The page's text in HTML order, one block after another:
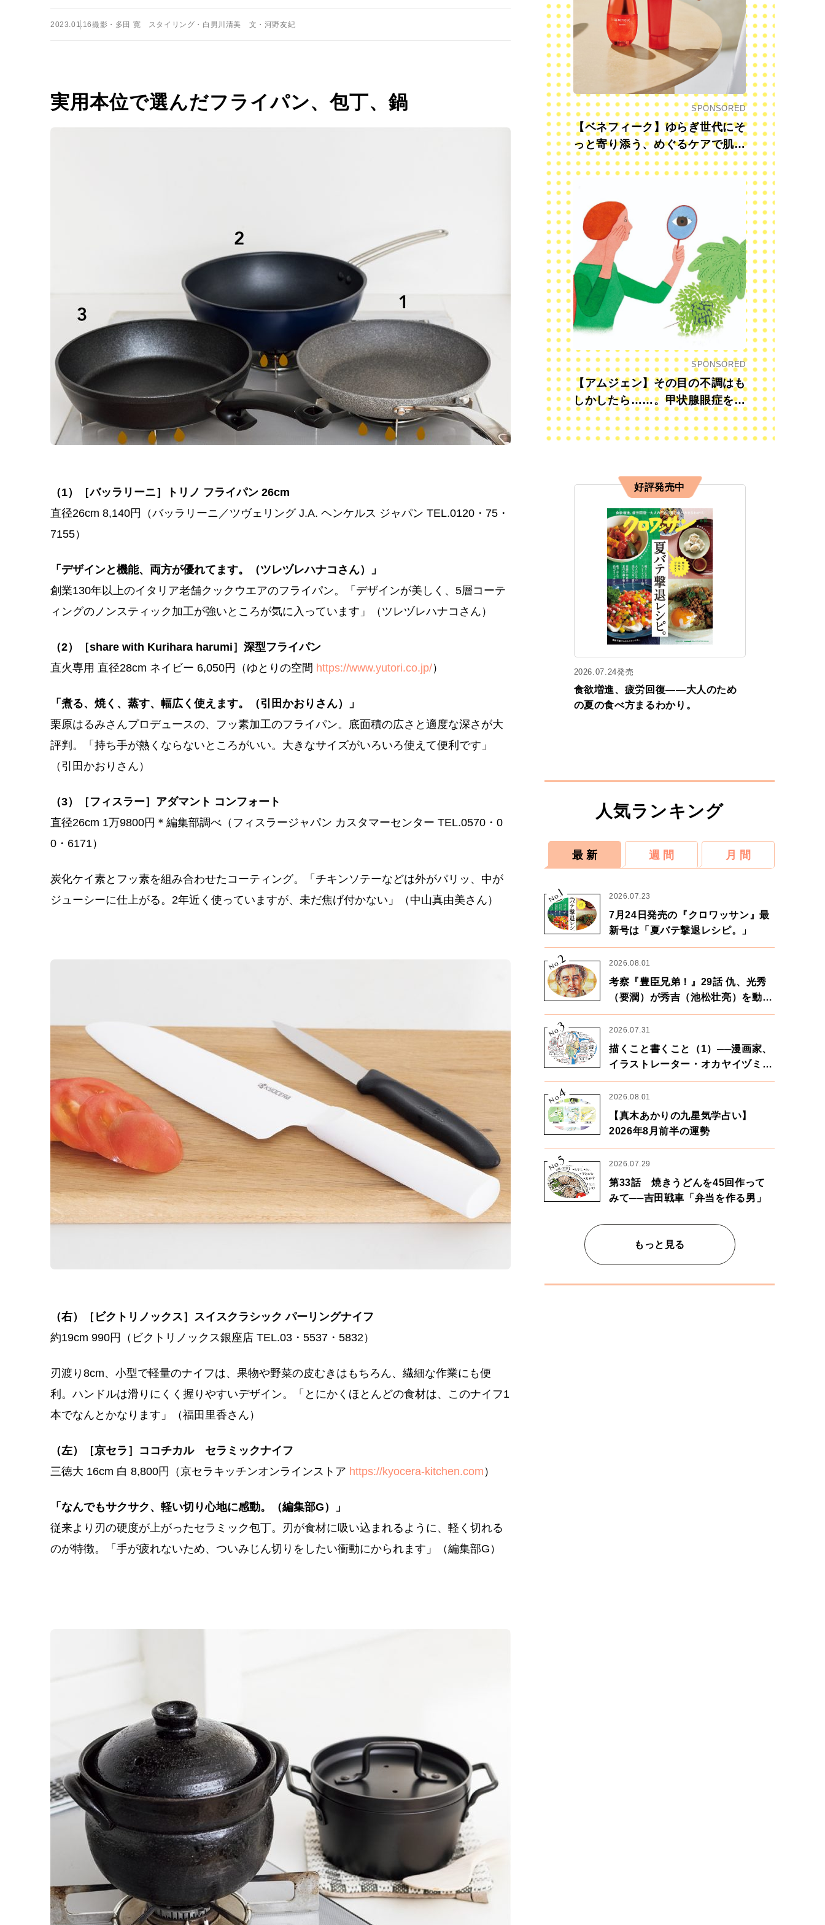
2023.01.16撮影・多田 寛 スタイリング・白男川清美 文・河野友紀
実用本位で選んだフライパン、包丁、鍋
（1）［バッラリーニ］トリノ フライパン 26cm
直径26cm 8,140円（バッラリーニ／ツヴェリング J.A. ヘンケルス ジャパン TEL.0120・75・
7155）
「デザインと機能、両方が優れてます。（ツレヅレハナコさん）」
創業130年以上のイタリア老舗クックウエアのフライパン。「デザインが美しく、5層コーテ
ィングのノンスティック加工が強いところが気に入っています」（ツレヅレハナコさん）
（2）［share with Kurihara harumi］深型フライパン
直火専用 直径28cm ネイビー 6,050円（ゆとりの空間 https://www.yutori.co.jp/）
「煮る、焼く、蒸す、幅広く使えます。（引田かおりさん）」
栗原はるみさんプロデュースの、フッ素加工のフライパン。底面積の広さと適度な深さが大
評判。「持ち手が熱くならないところがいい。大きなサイズがいろいろ使えて便利です」
（引田かおりさん）
（3）［フィスラー］アダマント コンフォート
直径26cm 1万9800円＊編集部調べ（フィスラージャパン カスタマーセンター TEL.0570・0
0・6171）
炭化ケイ素とフッ素を組み合わせたコーティング。「チキンソテーなどは外がパリッ、中が
ジューシーに仕上がる。2年近く使っていますが、未だ焦げ付かない」（中山真由美さん）
（右）［ビクトリノックス］スイスクラシック パーリングナイフ
約19cm 990円（ビクトリノックス銀座店 TEL.03・5537・5832）
刃渡り8cm、小型で軽量のナイフは、果物や野菜の皮むきはもちろん、繊細な作業にも便
利。ハンドルは滑りにくく握りやすいデザイン。「とにかくほとんどの食材は、このナイフ1
本でなんとかなります」（福田里香さん）
（左）［京セラ］ココチカル セラミックナイフ
三徳大 16cm 白 8,800円（京セラキッチンオンラインストア https://kyocera-kitchen.com ）
「なんでもサクサク、軽い切り心地に感動。（編集部G）」
従来より刃の硬度が上がったセラミック包丁。刃が食材に吸い込まれるように、軽く切れる
のが特徴。「手が疲れないため、ついみじん切りをしたい衝動にかられます」（編集部G）
SPONSORED
【ベネフィーク】ゆらぎ世代にそ
っと寄り添う、めぐるケアで肌も
心も前向きに
SPONSORED
【アムジェン】その目の不調はも
しかしたら……。甲状腺眼症を知
っていますか？
好評発売中
2026.07.24発売
食欲増進、疲労回復——大人のため
の夏の食べ方まるわかり。
人気ランキング
最 新 週 間 月 間
No.
1 2026.07.23
7月24日発売の『クロワッサン』最
新号は「夏バテ撃退レシピ。」
No.2 2026.08.01
考察『豊臣兄弟！』29話 仇、光秀
（要潤）が秀吉（池松壮亮）を動か
す。天下に向けた兄弟の分岐点。
No.
3 2026.07.31
描くこと書くこと（1）──漫画家、
イラストレーター・オカヤイヅミさ
ん×漫画家・鶴谷香央理さん
No.
4 2026.08.01
【真木あかりの九星気学占い】
2026年8月前半の運勢
No.
5 2026.07.29
第33話 焼きうどんを45回作って
みて──吉田戦車「弁当を作る男」
もっと見る